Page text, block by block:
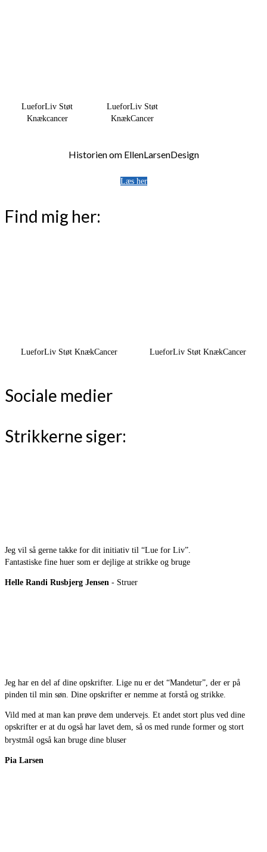
LueforLiv Støt
Knækcancer
LueforLiv Støt
KnækCancer
Historien om EllenLarsenDesign
Læs her
Find mig her:
LueforLiv Støt KnækCancer LueforLiv Støt KnækCancer
Sociale medier
Strikkerne siger:
Jeg vil så gerne takke for dit initiativ til “Lue for Liv”.
Fantastiske fine huer som er dejlige at strikke og bruge
Helle Randi Rusbjerg Jensen - Struer
Jeg har en del af dine opskrifter. Lige nu er det “Mandetur”, der er på
pinden til min søn. Dine opskrifter er nemme at forstå og strikke.
Vild med at man kan prøve dem undervejs. Et andet stort plus ved dine
opskrifter er at du også har lavet dem, så os med runde former og stort
brystmål også kan bruge dine bluser
Pia Larsen